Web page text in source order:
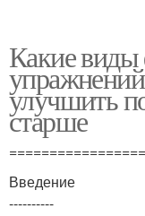
Какие
улучшить
старше
Введение
----------